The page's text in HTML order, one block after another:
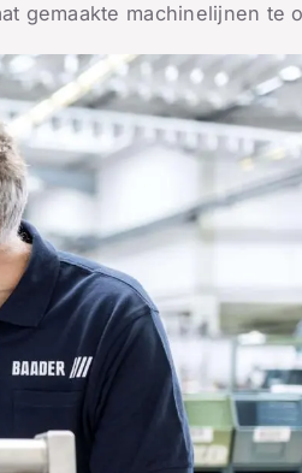
gemaakte machinelijnen te